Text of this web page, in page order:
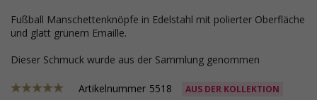
Fußball Manschettenknöpfe in Edelstahl mit polierter Oberfläche
und glatt grünem Emaille.
Dieser Schmuck wurde aus der Sammlung genommen
Artikelnummer 5518 AUS DER KOLLEKTION